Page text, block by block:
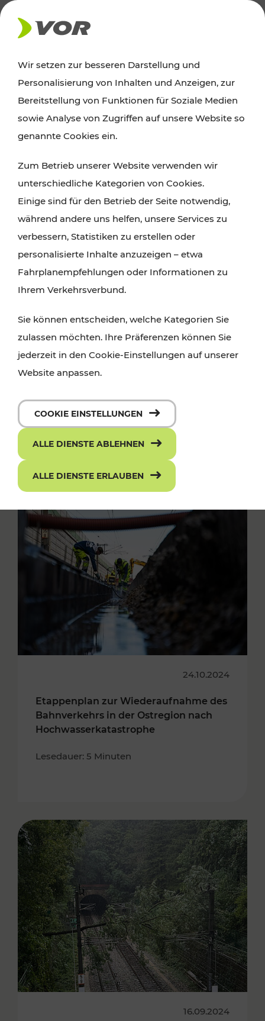
AKTUELLES
News
Alle wichtigen Meldungen zu Fahrplanänderungen,
finden Sie hier im Überblick.
24.10.2024
Etappenplan zur Wiederaufnahme des
Bahnverkehrs in der Ostregion nach
Hochwasserkatastrophe
Lesedauer: 5 Minuten
16.09.2024
Wir setzen zur besseren Darstellung und
Personalisierung von Inhalten und Anzeigen, zur
Bereitstellung von Funktionen für Soziale Medien
sowie Analyse von Zugriffen auf unsere Website so
genannte Cookies ein.
Zum Betrieb unserer Website verwenden wir
unterschiedliche Kategorien von Cookies.
Einige sind für den Betrieb der Seite notwendig,
während andere uns helfen, unsere Services zu
verbessern, Statistiken zu erstellen oder
personalisierte Inhalte anzuzeigen – etwa
Fahrplanempfehlungen oder Informationen zu
Ihrem Verkehrsverbund.
Sie können entscheiden, welche Kategorien Sie
zulassen möchten. Ihre Präferenzen können Sie
jederzeit in den Cookie-Einstellungen auf unserer
Website anpassen.
COOKIE EINSTELLUNGEN
ALLE DIENSTE ABLEHNEN
ALLE DIENSTE ERLAUBEN